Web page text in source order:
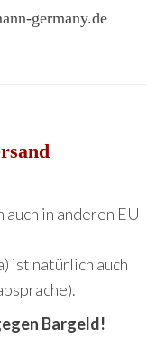
germany.de
in anderen EU-
ist natürlich auch
Bargeld!